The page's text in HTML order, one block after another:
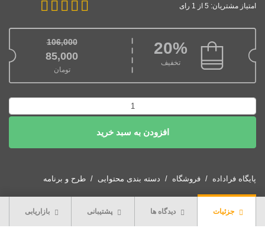
امتیاز مشتریان: 5 از 1 رای
20%
تخفیف
106,000
قیمت اصلی: 106,000تومان بود.
85,000
تومان
قیمت فعلی: 85,000تومان.
آلبوم
های
توسعه
(جامع)
افزودن به سبد خرید
پایگاه فراداده فروشگاه دسته بندی محتوایی طرح و برنامه
جزئیات دیدگاه ها پشتیبانی بازاریابی